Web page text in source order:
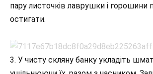
пару листочків лаврушки і
остигати.
3. У чисту скляну банку укладіть